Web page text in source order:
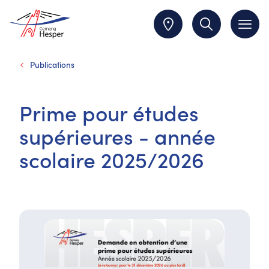
Publications
Prime pour études
supérieures - année
scolaire 2025/2026